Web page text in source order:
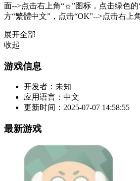
面-->点击右上角“☼”图标，点击绿色的
方“繁體中文”，点击“OK”-->点击右上
展开全部
收起
游戏信息
开发者： 未知
应用语言： 中文
更新时间： 2025-07-07 14:58:55
最新游戏